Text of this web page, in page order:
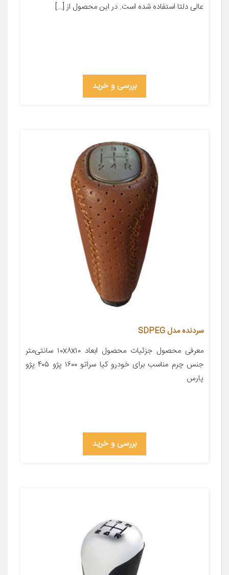
عالی دلتا استفاده شده است. در این محصول از […]
بررسی و خرید
سردنده مدل SDPEG
معرفی محصول جزئیات محصول ابعاد ۱۰x۸x۱۰ سانتی‌متر
جنس چرم مناسب برای خودرو کیا سراتو ۱۶۰۰ پژو ۴۰۵ پژو
پارس
بررسی و خرید